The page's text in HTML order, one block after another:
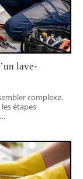
lave-
complexe.
étapes
…